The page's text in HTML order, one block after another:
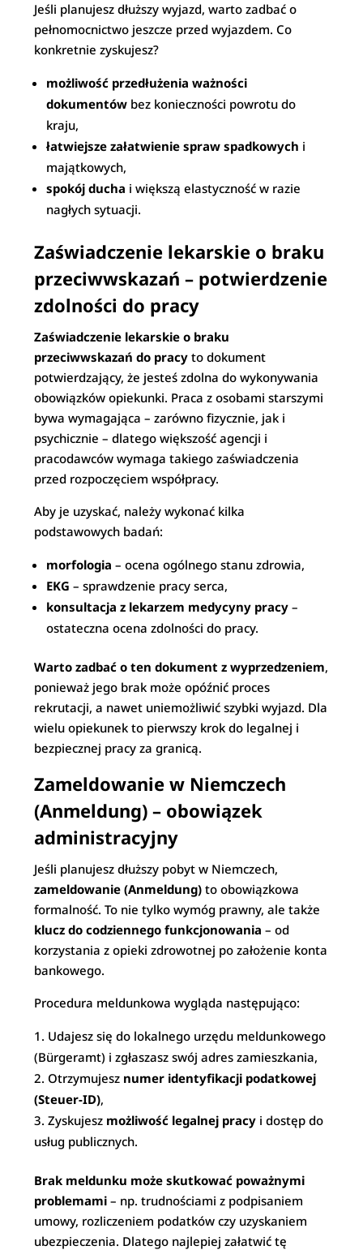
Jeśli planujesz dłuższy wyjazd, warto zadbać o
pełnomocnictwo jeszcze przed wyjazdem. Co
konkretnie zyskujesz?
możliwość przedłużenia ważności
dokumentów bez konieczności powrotu do
kraju,
łatwiejsze załatwienie spraw spadkowych i
majątkowych,
spokój ducha i większą elastyczność w razie
nagłych sytuacji.
Zaświadczenie lekarskie o braku
przeciwwskazań – potwierdzenie
zdolności do pracy
Zaświadczenie lekarskie o braku
przeciwwskazań do pracy to dokument
potwierdzający, że jesteś zdolna do wykonywania
obowiązków opiekunki. Praca z osobami starszymi
bywa wymagająca – zarówno fizycznie, jak i
psychicznie – dlatego większość agencji i
pracodawców wymaga takiego zaświadczenia
przed rozpoczęciem współpracy.
Aby je uzyskać, należy wykonać kilka
podstawowych badań:
morfologia – ocena ogólnego stanu zdrowia,
EKG – sprawdzenie pracy serca,
konsultacja z lekarzem medycyny pracy –
ostateczna ocena zdolności do pracy.
Warto zadbać o ten dokument z wyprzedzeniem,
ponieważ jego brak może opóźnić proces
rekrutacji, a nawet uniemożliwić szybki wyjazd. Dla
wielu opiekunek to pierwszy krok do legalnej i
bezpiecznej pracy za granicą.
Zameldowanie w Niemczech
(Anmeldung) – obowiązek
administracyjny
Jeśli planujesz dłuższy pobyt w Niemczech,
zameldowanie (Anmeldung) to obowiązkowa
formalność. To nie tylko wymóg prawny, ale także
klucz do codziennego funkcjonowania – od
korzystania z opieki zdrowotnej po założenie konta
bankowego.
Procedura meldunkowa wygląda następująco:
Udajesz się do lokalnego urzędu meldunkowego
(Bürgeramt) i zgłaszasz swój adres zamieszkania,
Otrzymujesz numer identyfikacji podatkowej
(Steuer-ID),
Zyskujesz możliwość legalnej pracy i dostęp do
usług publicznych.
Brak meldunku może skutkować poważnymi
problemami – np. trudnościami z podpisaniem
umowy, rozliczeniem podatków czy uzyskaniem
ubezpieczenia. Dlatego najlepiej załatwić tę